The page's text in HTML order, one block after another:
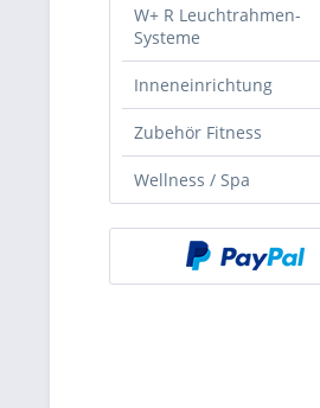
W+ R Leuchtrahmen-
Systeme
Inneneinrichtung
Zubehör Fitness
Wellness / Spa